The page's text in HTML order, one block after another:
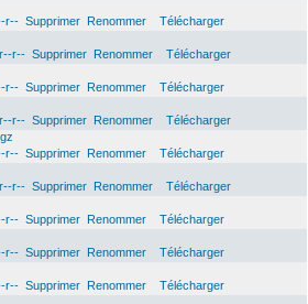
r-- Supprimer Renommer
Télécharger
r-- Supprimer Renommer
Télécharger
r-- Supprimer Renommer
Télécharger
r-- Supprimer Renommer
Télécharger
r-- Supprimer Renommer
Télécharger
r-- Supprimer Renommer
Télécharger
r-- Supprimer Renommer
Télécharger
r-- Supprimer Renommer
Télécharger
r-- Supprimer Renommer
Télécharger